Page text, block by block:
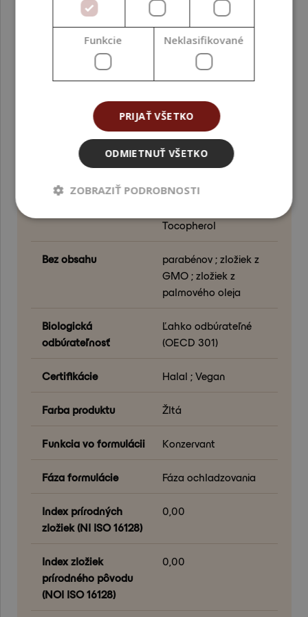
distribúcie. Vyhnite sa dlhému ohrevu nad 80 °C.
Aké dávky sa používajú v praxi?
Najčastejšie 0,5 – 1,0 % (celkový rozsah pre prax 0,4 –
1,2 %). Voľbu dávky prispôsobte typu produktu.
PARAMETRE
Benzoic Acid,
Tocopherol
Bez obsahu
parabénov ; zložiek z
GMO ; zložiek z
palmového oleja
Biologická
odbúrateľnosť
Ľahko odbúrateľné
(OECD 301)
Certifikácie Halal ; Vegan
Farba produktu Žltá
Funkcia vo formulácii Konzervant
Fáza formulácie Fáza ochladzovania
Index prírodných
zložiek (NI ISO 16128)
0,00
Index zložiek
prírodného pôvodu
(NOI ISO 16128)
0,00
Funkcie Neklasifikované
PRIJAŤ VŠETKO
ODMIETNUŤ VŠETKO
ZOBRAZIŤ PODROBNOSTI